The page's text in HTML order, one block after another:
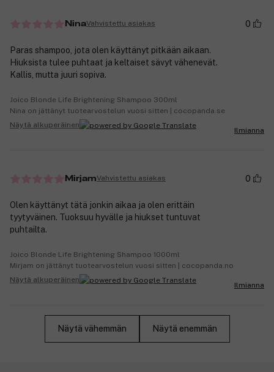
NinaVahvistettu asiakas 0
Paras shampoo, jota olen käyttänyt pitkään aikaan.
Hiuksista tulee puhtaat ja keltaiset sävyt vähenevät.
Kallis, mutta juuri sopiva.
Joico Blonde Life Brightening Shampoo 300ml
Nina on jättänyt tuotearvostelun vuosi sitten | cocopanda.se
Näytä alkuperäinen
Ilmianna
MirjamVahvistettu asiakas 0
Olen käyttänyt tätä jonkin aikaa ja olen erittäin
tyytyväinen. Tuoksuu hyvälle ja hiukset tuntuvat
puhtailta.
Joico Blonde Life Brightening Shampoo 1000ml
Mirjam on jättänyt tuotearvostelun vuosi sitten | cocopanda.no
Näytä alkuperäinen
Ilmianna
Näytä vähemmän Näytä enemmän